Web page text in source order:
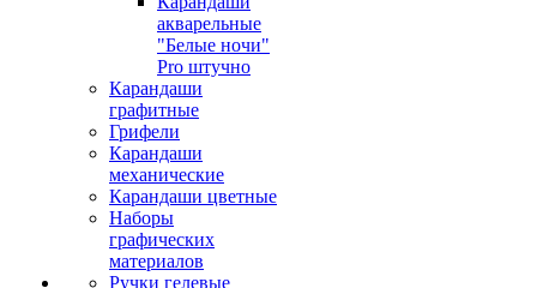
акварельные
"Белые ночи"
Pro штучно
Карандаши
графитные
Грифели
Карандаши
механические
Карандаши цветные
Наборы
графических
материалов
Ручки гелевые